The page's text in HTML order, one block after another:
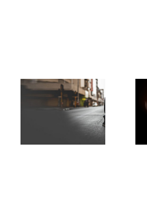
dich
nicht auf